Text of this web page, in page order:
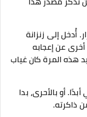
أُدخل إلى زنزانة
عن إعجابه
هذه المرة كان غياب
أو بالأحرى، بدا
ذاكرته.